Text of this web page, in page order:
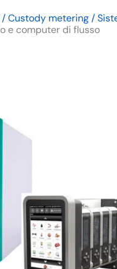
Custody metering /
e computer di flusso